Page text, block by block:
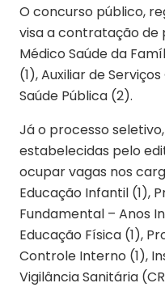
O concurso público,
visa a contratação de
Médico Saúde da
(1), Auxiliar de
Saúde Pública (2).
Já o processo
estabelecidas pelo
ocupar vagas nos
Educação Infantil (1),
Fundamental – Anos
Educação Física (1),
Controle Interno (1),
Vigilância Sanitária